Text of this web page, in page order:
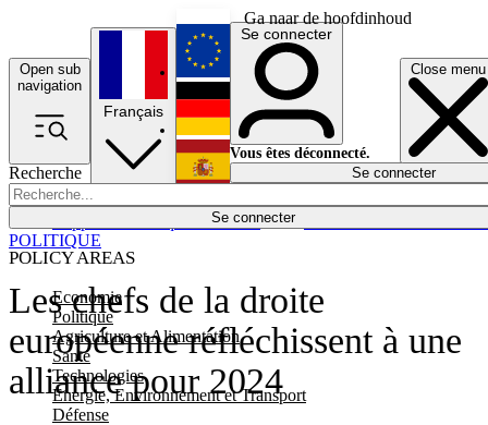
Ga naar de hoofdinhoud
Open sub
navigation
Close menu
Recherche
Se connecter
POLICY AREAS
Economie
Politique
Agriculture et Alimentation
Santé
Technologies
Energie, Environnement et Transport
Défense
Économie
Français
English
Deutsch
Español
Se connecter
Vous êtes déconnecté.
Se connecter
Les chefs de la droite
européenne réfléchissent à une
alliance pour 2024
POLITIQUE